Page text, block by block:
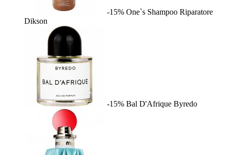
-15% One`s Shampoo Riparatore
Dikson
-15% Bal D'Afrique Byredo